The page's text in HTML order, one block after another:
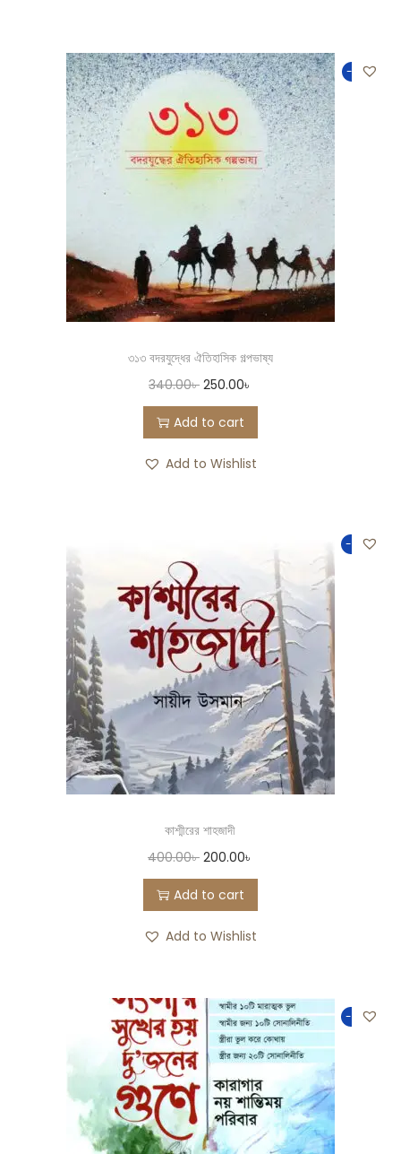
-26%
৩১৩ বদরযুদ্ধের ঐতিহাসিক গল্পভাষ্য
340.00৳ 250.00৳
Add to cart
Add to Wishlist
-50%
কাশ্মীরের শাহজাদী
400.00৳ 200.00৳
Add to cart
Add to Wishlist
-50%